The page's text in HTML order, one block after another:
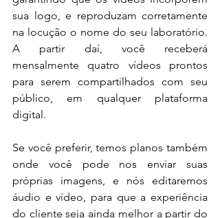
sua logo, e reproduzam corretamente
na locução o nome do seu laboratório.
A partir daí, você receberá
mensalmente quatro vídeos prontos
para serem compartilhados com seu
público, em qualquer plataforma
digital.
Se você preferir, temos planos também
onde você pode nos enviar suas
próprias imagens, e nós editaremos
áudio e vídeo, para que a experiência
do cliente seja ainda melhor a partir do